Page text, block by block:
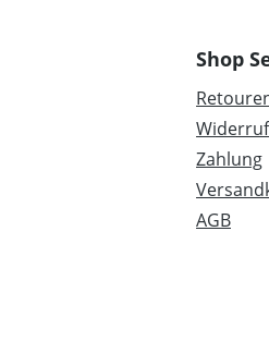
Shop
Zahlung
AGB